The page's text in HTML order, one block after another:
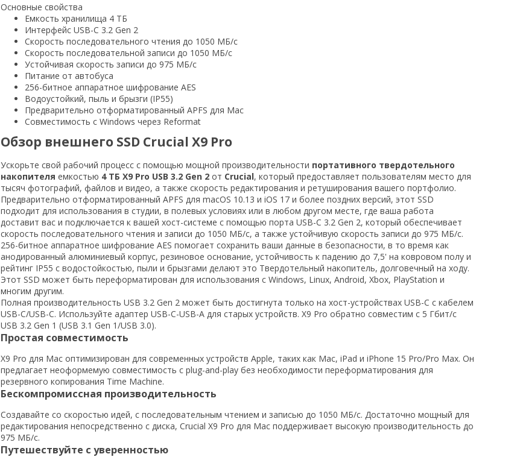
Основные свойства
Емкость хранилища 4 ТБ
Интерфейс USB-C 3.2 Gen 2
Скорость последовательного чтения до 1050 МБ/с
Скорость последовательной записи до 1050 МБ/с
Устойчивая скорость записи до 975 МБ/с
Питание от автобуса
256-битное аппаратное шифрование AES
Водоустойкий, пыль и брызги (IP55)
Предварительно отформатированный APFS для Mac
Совместимость с Windows через Reformat
Обзор внешнего SSD Crucial X9 Pro
Ускорьте свой рабочий процесс с помощью мощной производительности портативного твердотельного
накопителя емкостью 4 ТБ X9 Pro USB 3.2 Gen 2 от Crucial, который предоставляет пользователям место для
тысяч фотографий, файлов и видео, а также скорость редактирования и ретуширования вашего портфолио.
Предварительно отформатированный APFS для macOS 10.13 и iOS 17 и более поздних версий, этот SSD
подходит для использования в студии, в полевых условиях или в любом другом месте, где ваша работа
доставит вас и подключается к вашей хост-системе с помощью порта USB-C 3.2 Gen 2, который обеспечивает
скорость последовательного чтения и записи до 1050 МБ/с, а также устойчивую скорость записи до 975 МБ/с.
256-битное аппаратное шифрование AES помогает сохранить ваши данные в безопасности, в то время как
анодированный алюминиевый корпус, резиновое основание, устойчивость к падению до 7,5' на ковровом полу и
рейтинг IP55 с водостойкостью, пыли и брызгами делают это Твердотельный накопитель, долговечный на ходу.
Этот SSD может быть переформатирован для использования с Windows, Linux, Android, Xbox, PlayStation и
многим другим.
Полная производительность USB 3.2 Gen 2 может быть достигнута только на хост-устройствах USB-C с кабелем
USB-C/USB-C. Используйте адаптер USB-C-USB-A для старых устройств. X9 Pro обратно совместим с 5 Гбит/с
USB 3.2 Gen 1 (USB 3.1 Gen 1/USB 3.0).
Простая совместимость
X9 Pro для Mac оптимизирован для современных устройств Apple, таких как Mac, iPad и iPhone 15 Pro/Pro Max. Он
предлагает неоформемую совместимость с plug-and-play без необходимости переформатирования для
резервного копирования Time Machine.
Бескомпромиссная производительность
Создавайте со скоростью идей, с последовательным чтением и записью до 1050 МБ/с. Достаточно мощный для
редактирования непосредственно с диска, Crucial X9 Pro для Mac поддерживает высокую производительность до
975 МБ/с.
Путешествуйте с уверенностью